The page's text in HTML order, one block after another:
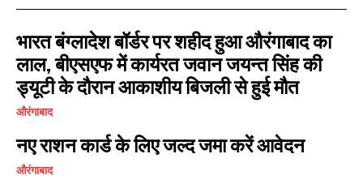
भारत बंग्लादेश बॉर्डर पर शहीद हुआ औरंगाबाद का
लाल, बीएसएफ में कार्यरत जवान जयन्त सिंह की
ड्यूटी के दौरान आकाशीय बिजली से हुई मौत
औरंगाबाद
नए राशन कार्ड के लिए जल्द जमा करें आवेदन
औरंगाबाद